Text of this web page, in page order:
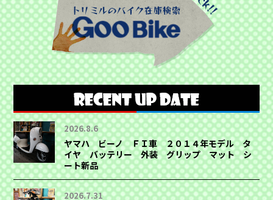
2026.8.6
ヤマハ ビーノ ＦＩ車 ２０１４年モデル タ
イヤ バッテリー 外装 グリップ マット シ
ート新品
2026.7.31